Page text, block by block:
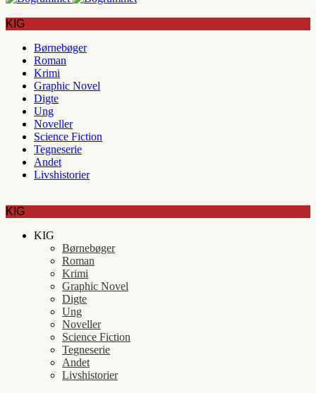
KIG
Børnebøger
Roman
Krimi
Graphic Novel
Digte
Ung
Noveller
Science Fiction
Tegneserie
Andet
Livshistorier
KIG
KIG
Børnebøger
Roman
Krimi
Graphic Novel
Digte
Ung
Noveller
Science Fiction
Tegneserie
Andet
Livshistorier